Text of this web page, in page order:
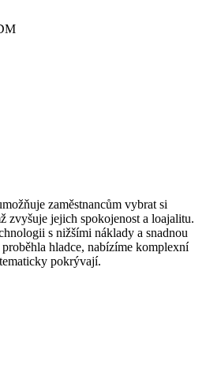
zaměstnancům vybrat si
zvyšuje jejich spokojenost a loajalitu.
s nižšími náklady a snadnou
hladce, nabízíme komplexní
pokrývají.